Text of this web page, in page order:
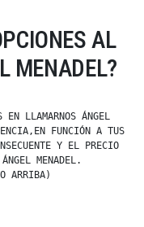
AL
MENADEL?
LLAMARNOS ÁNGEL
FUNCIÓN A TUS
Y EL PRECIO
MENADEL.
ARRIBA)